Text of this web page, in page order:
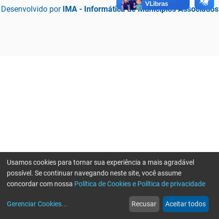
Desenvolvido por IMA - Informática de Municípios Associados
web
Notícias
more_horiz
Mais
Usamos cookies para tornar sua experiência a mais agradável
possível. Se continuar navegando neste site, você assume
concordar com nossa Política de Cookies e Política de privacidade
Gerenciar Cookies... Recusar Aceitar todos
Erro ao enviar informações, por favor tente novamente